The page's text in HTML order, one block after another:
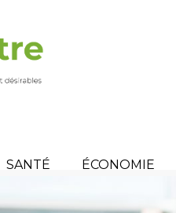
SANTÉ ÉCONOMIE